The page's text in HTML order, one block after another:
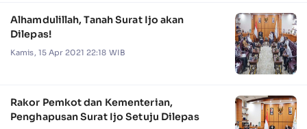
Alhamdulillah, Tanah Surat Ijo akan
Dilepas!
Kamis, 15 Apr 2021 22:18 WIB
Rakor Pemkot dan Kementerian,
Penghapusan Surat Ijo Setuju Dilepas